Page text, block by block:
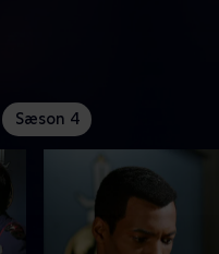
Sæson 4